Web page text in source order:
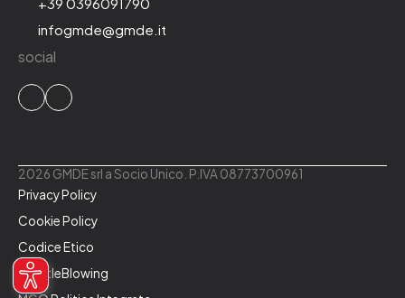
infogmde@gmde.it
social
2026 GMDE srl a Socio Unico. P.IVA 08773700961
Privacy Policy
Cookie Policy
Codice Etico
WhistleBlowing